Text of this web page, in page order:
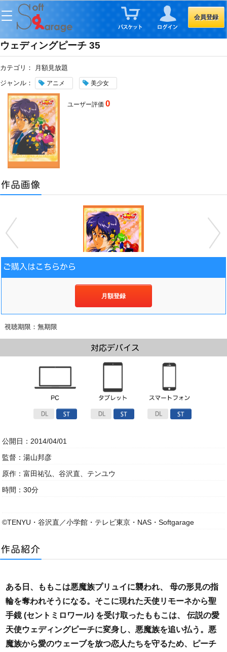
会員登録
ウェディングピーチ 35
カテゴリ：
月額見放題
ジャンル：
アニメ 美少女
ユーザー評価0
月額登録
視聴期限：無期限
公開日：2014/04/01
監督：湯山邦彦
原作：富田祐弘、谷沢直、テンユウ
時間：30分
©TENYU・谷沢直／小学館・テレビ東京・NAS・Softgarage
ある日、ももこは悪魔族プリュイに襲われ、 母の形見の指
輪を奪われそうになる。そこに現れた天使リモーネから聖
手鏡 (セントミロワール) を受け取ったももこは、 伝説の愛
天使ウェディングピーチに変身し、悪魔族を追い払う。悪
魔族から愛のウェーブを放つ恋人たちを守るため、ピーチ